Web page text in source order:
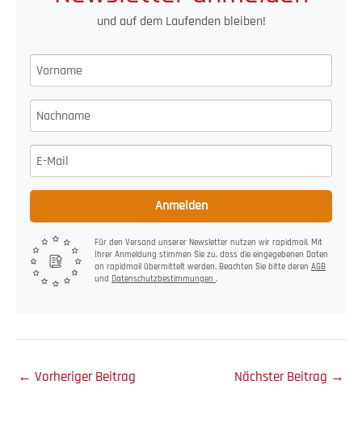
und auf dem Laufenden bleiben!
Anmelden
Für den Versand unserer Newsletter nutzen wir rapidmail. Mit
Ihrer Anmeldung stimmen Sie zu, dass die eingegebenen Daten
an rapidmail übermittelt werden. Beachten Sie bitte deren AGB
und Datenschutzbestimmungen .
← Vorheriger Beitrag Nächster Beitrag →